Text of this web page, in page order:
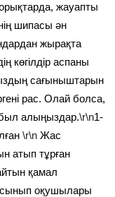
жауапты
шипасы ән
жырақта
көгілдір аспаны
сағыныштарын
рас. Олай болса,
алыңыздар.\r\n1-
\r\n Жас
атып тұрған
қамал
сынып оқушылары